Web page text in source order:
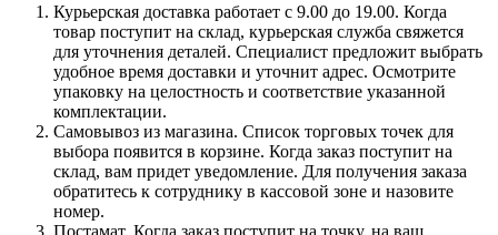
Курьерская доставка работает с 9.00 до 19.00. Когда
товар поступит на склад, курьерская служба свяжется
для уточнения деталей. Специалист предложит выбрать
удобное время доставки и уточнит адрес. Осмотрите
упаковку на целостность и соответствие указанной
комплектации.
Самовывоз из магазина. Список торговых точек для
выбора появится в корзине. Когда заказ поступит на
склад, вам придет уведомление. Для получения заказа
обратитесь к сотруднику в кассовой зоне и назовите
номер.
Постамат. Когда заказ поступит на точку, на ваш